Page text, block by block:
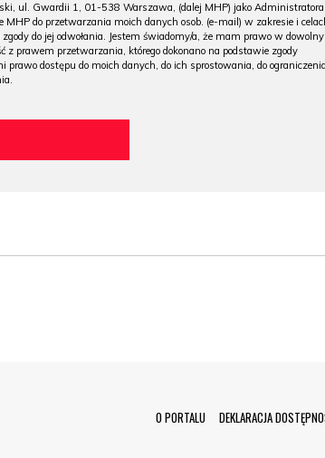
ul. Gwardii 1, 01-538 Warszawa, (dalej MHP) jako Administratora
MHP do przetwarzania moich danych osob. (e-mail) w zakresie i
do jej odwołania. Jestem świadomy/a, że mam prawo w
z prawem przetwarzania, którego dokonano na podstawie zgody
dostępu do moich danych, do ich sprostowania, do
Menu Footer
O PORTALU DEKLARACJA